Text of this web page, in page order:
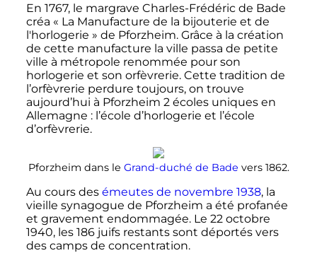
En 1767, le margrave Charles-Frédéric de Bade
créa « La Manufacture de la bijouterie et de
l'horlogerie » de Pforzheim. Grâce à la création
de cette manufacture la ville passa de petite
ville à métropole renommée pour son
horlogerie et son orfèvrerie. Cette tradition de
l’orfèvrerie perdure toujours, on trouve
aujourd’hui à Pforzheim 2 écoles uniques en
Allemagne : l’école d’horlogerie et l’école
d’orfèvrerie.
Pforzheim dans le Grand-duché de Bade vers 1862.
Au cours des émeutes de novembre 1938, la
vieille synagogue de Pforzheim a été profanée
et gravement endommagée. Le 22 octobre
1940, les 186 juifs restants sont déportés vers
des camps de concentration.